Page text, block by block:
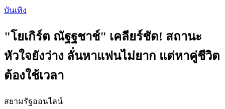
Skip
content
บันเทิง
"โยเกิร์ต ณัฐฐชาช์" เคลียร์ชัด! สถานะ
หัวใจยังว่าง ลั่นหาแฟนไม่ยาก แต่หาคู่ชีวิต
ต้องใช้เวลา
สยามรัฐออนไลน์